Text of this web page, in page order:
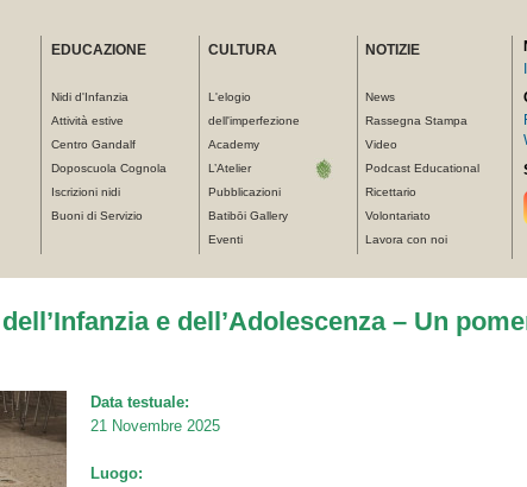
EDUCAZIONE
Nidi d'Infanzia
Attività estive
Centro Gandalf
Doposcuola Cognola
Iscrizioni nidi
Buoni di Servizio
CULTURA
L'elogio
dell'imperfezione
Academy
L’Atelier
Pubblicazioni
Batibōi Gallery
Eventi
NOTIZIE
News
Rassegna Stampa
Video
Podcast Educational
Ricettario
Volontariato
Lavora con noi
e dell’Adolescenza – Un
Data testuale:
21 Novembre 2025
Luogo: